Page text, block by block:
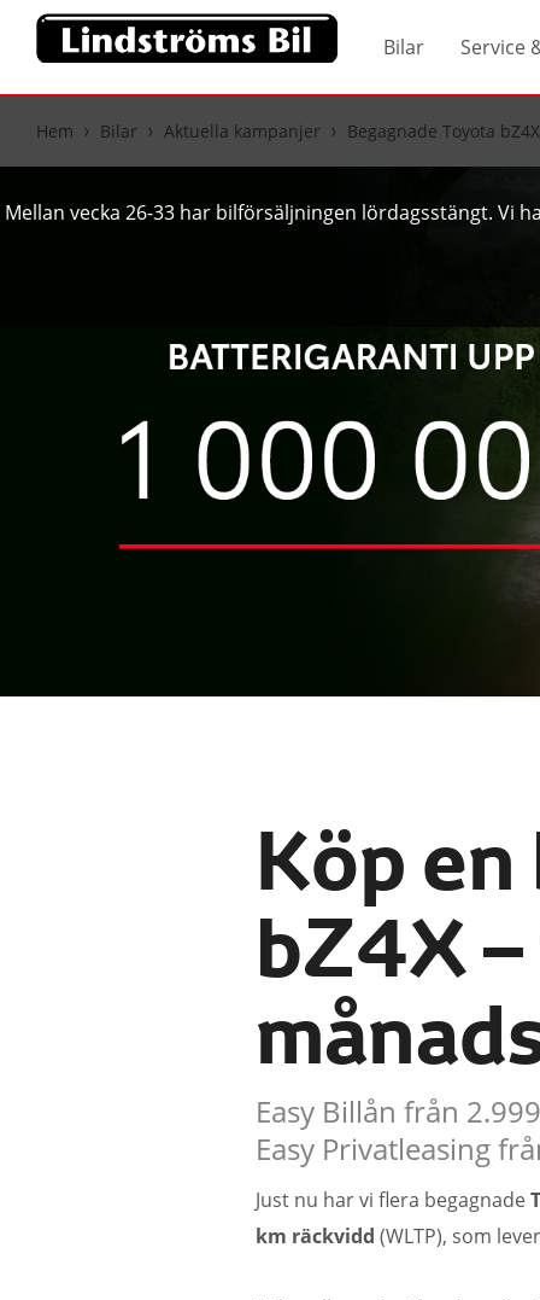
Bilar Service
Hem Bilar Aktuella kampanjer Begagnade Toyota bZ4X
Mellan vecka 26-33 har bilförsäljningen lördagsstängt. Vi
Köp
bZ4X
Easy Billån från
Easy Privatleasing
Just nu har vi flera begagnade
km räckvidd (WLTP), som